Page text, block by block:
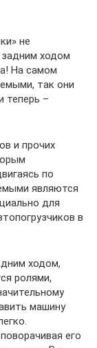
не
ходом
На самом
так они
теперь –
и прочих
по
являются
для
в
ходом,
ролями,
машину
его